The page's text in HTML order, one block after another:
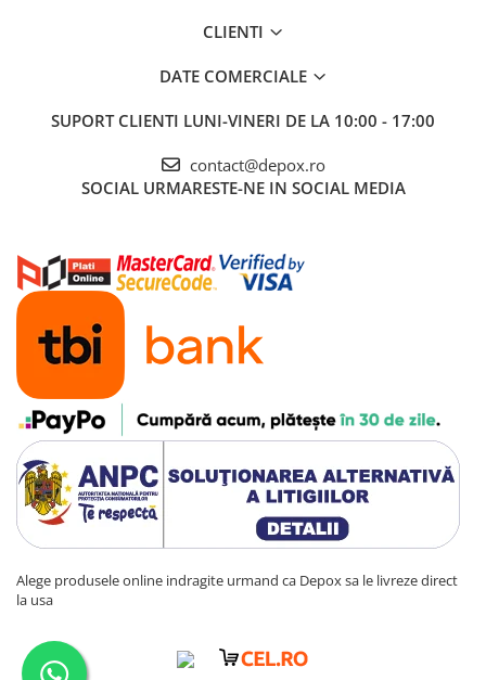
CLIENTI
DATE COMERCIALE
SUPORT CLIENTI LUNI-VINERI DE LA 10:00 - 17:00
contact@depox.ro
SOCIAL URMARESTE-NE IN SOCIAL MEDIA
Alege produsele online indragite urmand ca Depox sa le livreze direct
la usa